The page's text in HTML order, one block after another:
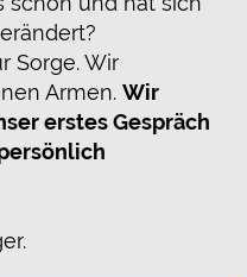
Sorge. Wir
Armen. Wir
erstes Gespräch